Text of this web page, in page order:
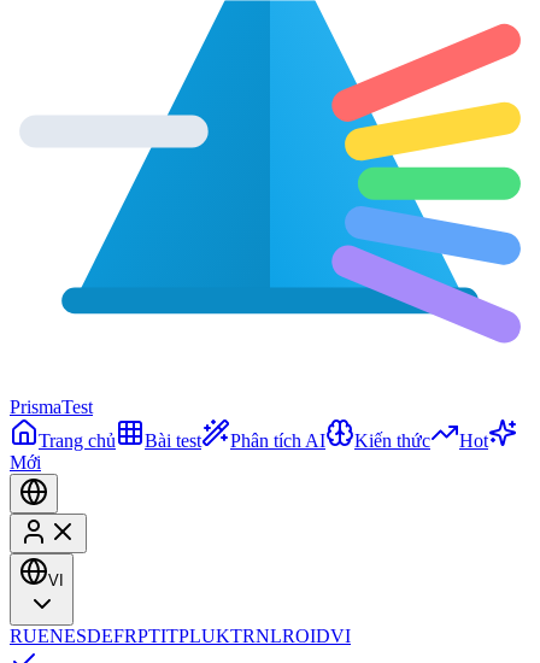
PrismaTest
Trang chủ
Bài test Phân tích AI Kiến thức
Hot
Mới
VI
RUENESDEFRPTITPLUKTRNLROIDVI